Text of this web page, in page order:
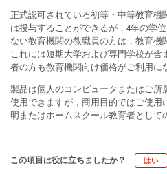
正式認可されている初等・中等教育機
は授与することができるが，4年の学
ない教育機関の教職員の方は，教育機
これには短期大学および専門学校が
者の方も教育機関向け価格がご利用に
製品は個人のコンピュータまたはご
使用できますが，商用目的ではご使
明またはホームスクール教育者として
この項目は役に立ちましたか？ はい